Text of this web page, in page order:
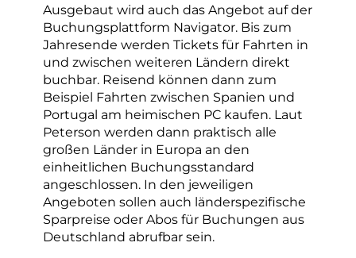
Ausgebaut wird auch das Angebot auf der
Buchungsplattform Navigator. Bis zum
Jahresende werden Tickets für Fahrten in
und zwischen weiteren Ländern direkt
buchbar. Reisend können dann zum
Beispiel Fahrten zwischen Spanien und
Portugal am heimischen PC kaufen. Laut
Peterson werden dann praktisch alle
großen Länder in Europa an den
einheitlichen Buchungsstandard
angeschlossen. In den jeweiligen
Angeboten sollen auch länderspezifische
Sparpreise oder Abos für Buchungen aus
Deutschland abrufbar sein.